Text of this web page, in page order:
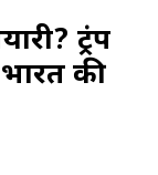
ट्रंप
की